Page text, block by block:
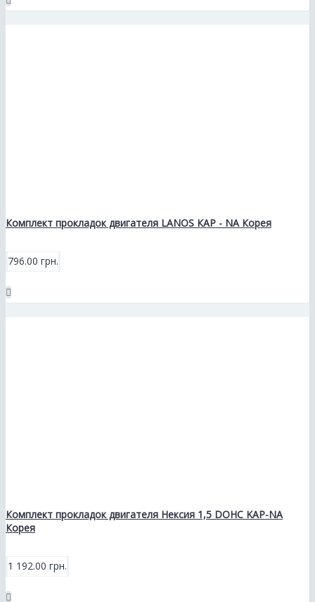
Комплект прокладок двигателя LANOS КАР - NA Корея
796.00 грн.
Комплект прокладок двигателя Нексия 1,5 DOHC KAP-NA
Корея
1 192.00 грн.